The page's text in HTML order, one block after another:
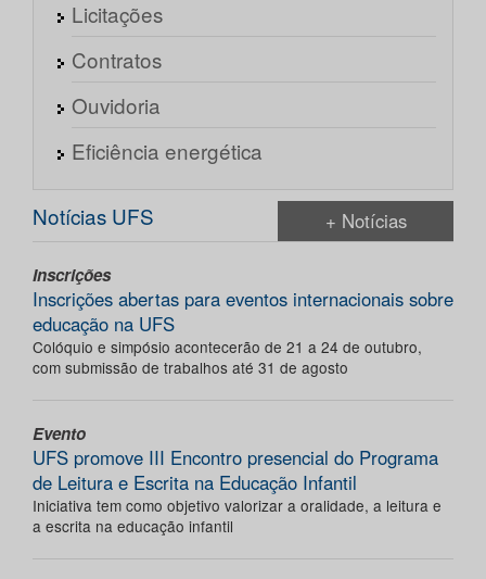
Licitações
Contratos
Ouvidoria
Eficiência energética
Notícias UFS + Notícias
Inscrições
Inscrições abertas para eventos internacionais sobre
educação na UFS
Colóquio e simpósio acontecerão de 21 a 24 de outubro,
com submissão de trabalhos até 31 de agosto
Evento
UFS promove III Encontro presencial do Programa
de Leitura e Escrita na Educação Infantil
Iniciativa tem como objetivo valorizar a oralidade, a leitura e
a escrita na educação infantil